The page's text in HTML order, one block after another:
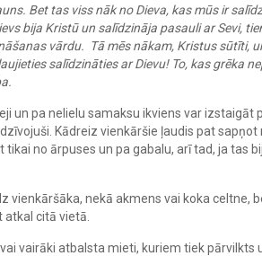
Bet tas viss nāk no Dieva, kas mūs ir
bija Kristū un salīdzināja pasauli ar Sevi,
vārdu. Tā mēs nākam, Kristus sūtīti,
salīdzināties ar Dievu! To, kas grēka
un pa nelielu samaksu ikviens var izstaigāt
Kādreiz vienkāršie ļaudis pat
no ārpuses un pa gabalu, arī tad, ja tas
vienkāršāka, nekā akmens vai koka celtne,
citā vietā.
vairāki atbalsta mieti, kuriem tiek pārvilkts